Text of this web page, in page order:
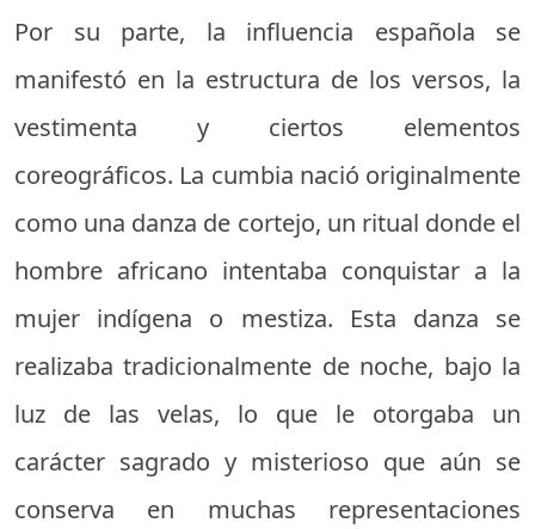
Por su parte, la influencia española se
manifestó en la estructura de los versos, la
vestimenta y ciertos elementos
coreográficos. La cumbia nació originalmente
como una danza de cortejo, un ritual donde el
hombre africano intentaba conquistar a la
mujer indígena o mestiza. Esta danza se
realizaba tradicionalmente de noche, bajo la
luz de las velas, lo que le otorgaba un
carácter sagrado y misterioso que aún se
conserva en muchas representaciones